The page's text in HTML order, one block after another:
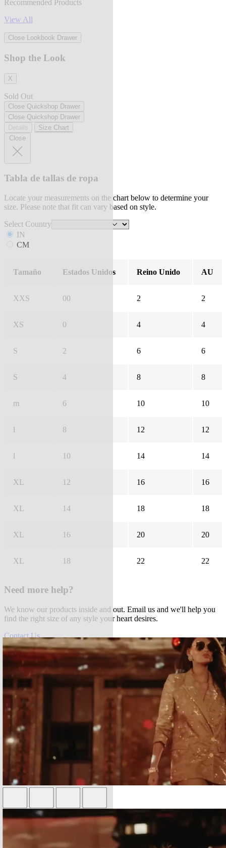
Recommended Products
View All
Close Lookbook Drawer
Shop the Look
X
Sold Out
Close Quickshop Drawer
Close Quickshop Drawer
Size Chart
Close
Tabla de tallas de ropa
Locate your measurements on the chart below to determine your
size. Please note that fit can vary based on style.
Select Country
IN
CM
Tamaño Estados Unidos Reino Unido AU
XXS 00 2 2
XS 0 4 4
S 2 6 6
S 4 8 8
m 6 10 10
l 8 12 12
l 10 14 14
XL 12 16 16
XL 14 18 18
XL 16 20 20
XL 18 22 22
Need more help?
We know our products inside and out. Email us and we'll help you
find the right size of any style your heart desires.
Contact Us